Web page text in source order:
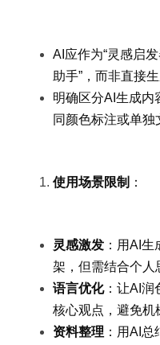
AI应作为“灵感启发
助手”，而非直接
明确区分AI生成内
同颜色标注或单独
使用场景限制 ：
灵感激发 ：用AI
架，但需结合个人
语言优化：让AI润
核心观点，避免机
资料整理 ：用AI